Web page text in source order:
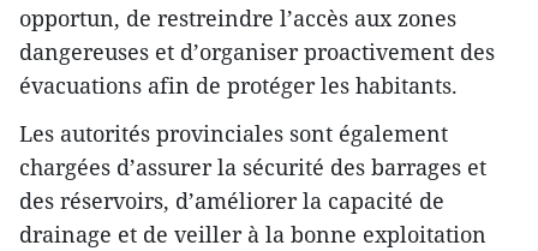
opportun, de restreindre l’accès aux zones
dangereuses et d’organiser proactivement des
évacuations afin de protéger les habitants.
Les autorités provinciales sont également
chargées d’assurer la sécurité des barrages et
des réservoirs, d’améliorer la capacité de
drainage et de veiller à la bonne exploitation